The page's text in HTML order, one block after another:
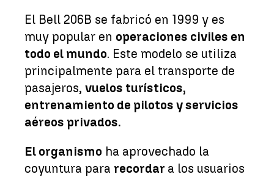
El Bell 206B se fabricó en 1999 y es
muy popular en operaciones civiles en
todo el mundo. Este modelo se utiliza
principalmente para el transporte de
pasajeros, vuelos turísticos,
entrenamiento de pilotos y servicios
aéreos privados.
El organismo ha aprovechado la
coyuntura para recordar a los usuarios